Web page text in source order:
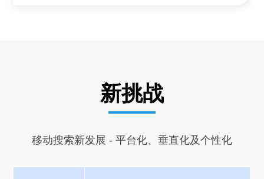
新挑战
移动搜索新发展 - 平台化、垂直化及个性化